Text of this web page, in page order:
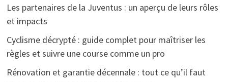
Les partenaires de la Juventus : un aperçu de leurs rôles
et impacts
Cyclisme décrypté : guide complet pour maîtriser les
règles et suivre une course comme un pro
Rénovation et garantie décennale : tout ce qu’il faut